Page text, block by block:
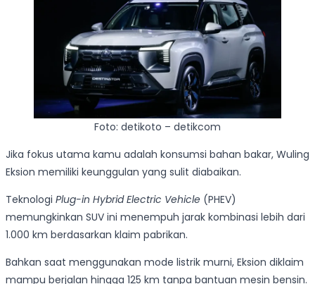
Foto: detikoto – detikcom
Jika fokus utama kamu adalah konsumsi bahan bakar, Wuling
Eksion memiliki keunggulan yang sulit diabaikan.
Teknologi Plug-in Hybrid Electric Vehicle (PHEV)
memungkinkan SUV ini menempuh jarak kombinasi lebih dari
1.000 km berdasarkan klaim pabrikan.
Bahkan saat menggunakan mode listrik murni, Eksion diklaim
mampu berjalan hingga 125 km tanpa bantuan mesin bensin.